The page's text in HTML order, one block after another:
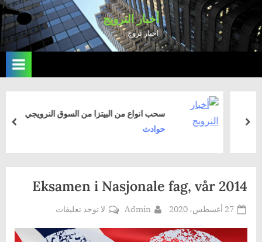
to
content
أخبار النرويج
اخبار نروج
سحب انواع من البيتزا من السوق النرويجي
حوادث next
Eksamen i Nasjonale fag, vår 2014
Posted
27 أغسطس، 2020 By
Admin لا توجد تعليقاتعلى
i